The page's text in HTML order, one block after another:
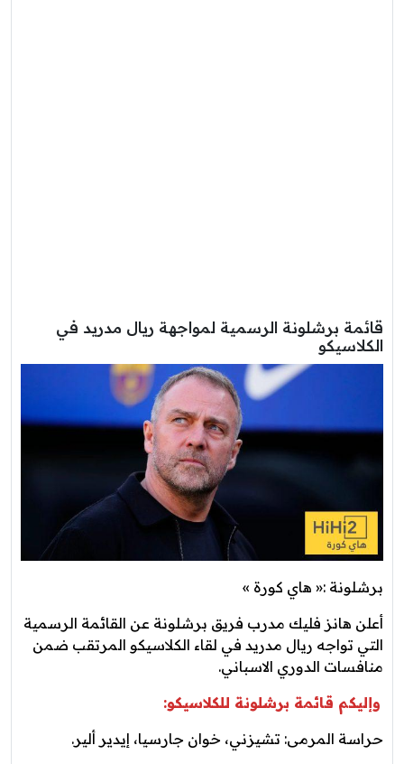
قائمة برشلونة الرسمية لمواجهة ريال مدريد في
الكلاسيكو
برشلونة :« هاي كورة »
أعلن هانز فليك مدرب فريق برشلونة عن القائمة الرسمية
التي تواجه ريال مدريد في لقاء الكلاسيكو المرتقب ضمن
منافسات الدوري الاسباني.
وإليكم قائمة برشلونة للكلاسيكو:
حراسة المرمى: تشيزني، خوان جارسيا، إيدير ألير.